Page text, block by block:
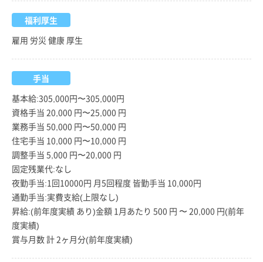
福利厚生
雇用 労災 健康 厚生
手当
基本給:305,000円〜305,000円
資格手当 20,000 円〜25,000 円
業務手当 50,000 円〜50,000 円
住宅手当 10,000 円〜10,000 円
調整手当 5,000 円〜20,000 円
固定残業代:なし
夜勤手当:1回10000円 月5回程度 皆勤手当 10,000円
通勤手当:実費支給(上限なし)
昇給:(前年度実績 あり)金額 1月あたり 500 円 〜 20,000 円(前年
度実績)
賞与月数 計 2ヶ月分(前年度実績)